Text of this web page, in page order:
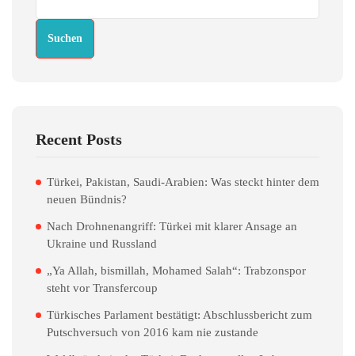
Suchen
Recent Posts
Türkei, Pakistan, Saudi-Arabien: Was steckt hinter dem
neuen Bündnis?
Nach Drohnenangriff: Türkei mit klarer Ansage an
Ukraine und Russland
„Ya Allah, bismillah, Mohamed Salah“: Trabzonspor
steht vor Transfercoup
Türkisches Parlament bestätigt: Abschlussbericht zum
Putschversuch von 2016 kam nie zustande